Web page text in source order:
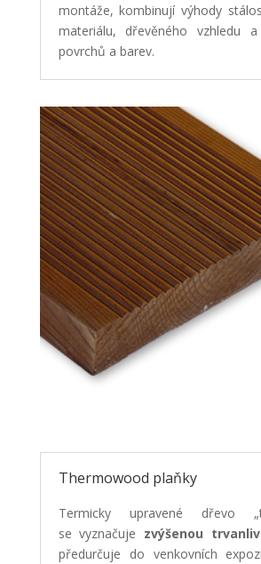
montáže, kombinují výhody
materiálu, dřevěného vzhledu
povrchů a barev.
Thermowood plaňky
Termicky upravené dřevo
se vyznačuje zvýšenou
předurčuje do venkovních